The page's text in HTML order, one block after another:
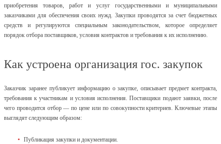
приобретения товаров, работ и услуг государственными и муниципальными
заказчиками для обеспечения своих нужд. Закупки проводятся за счет бюджетных
средств и регулируются специальным законодательством, которое определяет
порядок отбора поставщиков, условия контрактов и требования к их исполнению.
Как устроена организация гос. закупок
Заказчик заранее публикует информацию о закупке, описывает предмет контракта,
требования к участникам и условия исполнения. Поставщики подают заявки, после
чего проводится отбор — по цене или по совокупности критериев. Ключевые этапы
выглядят следующим образом:
Публикация закупки и документации.